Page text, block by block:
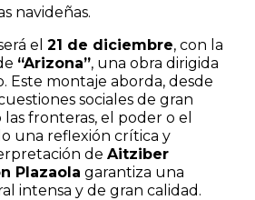
navideñas.
el 21 de diciembre, con la
“Arizona”, una obra dirigida
Este montaje aborda, desde
sociales de gran
fronteras, el poder o el
una reflexión crítica y
de Aitziber
Plazaola garantiza una
intensa y de gran calidad.